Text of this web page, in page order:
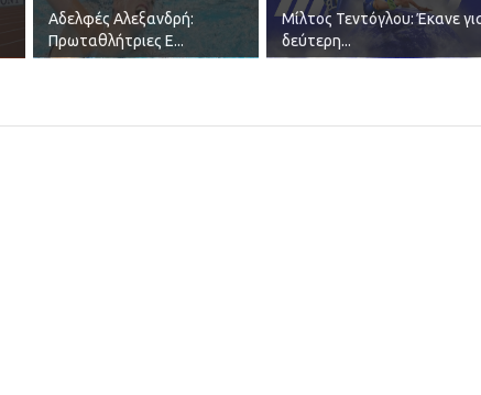
Αδελφές Αλεξανδρή:
Πρωταθλήτριες Ε...
Μίλτος Τεντόγλου: Έκανε
δεύτερη...